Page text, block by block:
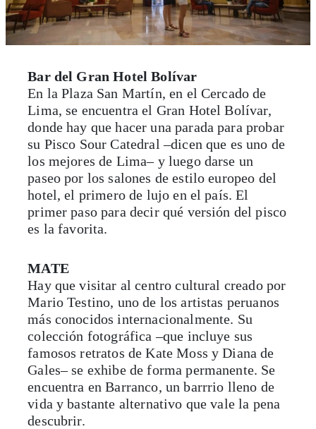
Bar del Gran Hotel Bolívar
En la Plaza San Martín, en el Cercado de
Lima, se encuentra el Gran Hotel Bolívar,
donde hay que hacer una parada para probar
su Pisco Sour Catedral –dicen que es uno de
los mejores de Lima– y luego darse un
paseo por los salones de estilo europeo del
hotel, el primero de lujo en el país. El
primer paso para decir qué versión del pisco
es la favorita.
MATE
Hay que visitar al centro cultural creado por
Mario Testino, uno de los artistas peruanos
más conocidos internacionalmente. Su
colección fotográfica –que incluye sus
famosos retratos de Kate Moss y Diana de
Gales– se exhibe de forma permanente. Se
encuentra en Barranco, un barrrio lleno de
vida y bastante alternativo que vale la pena
descubrir.